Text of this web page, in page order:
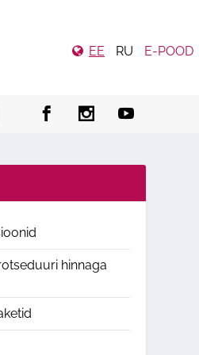
EE RU E-POOD
hinnaga